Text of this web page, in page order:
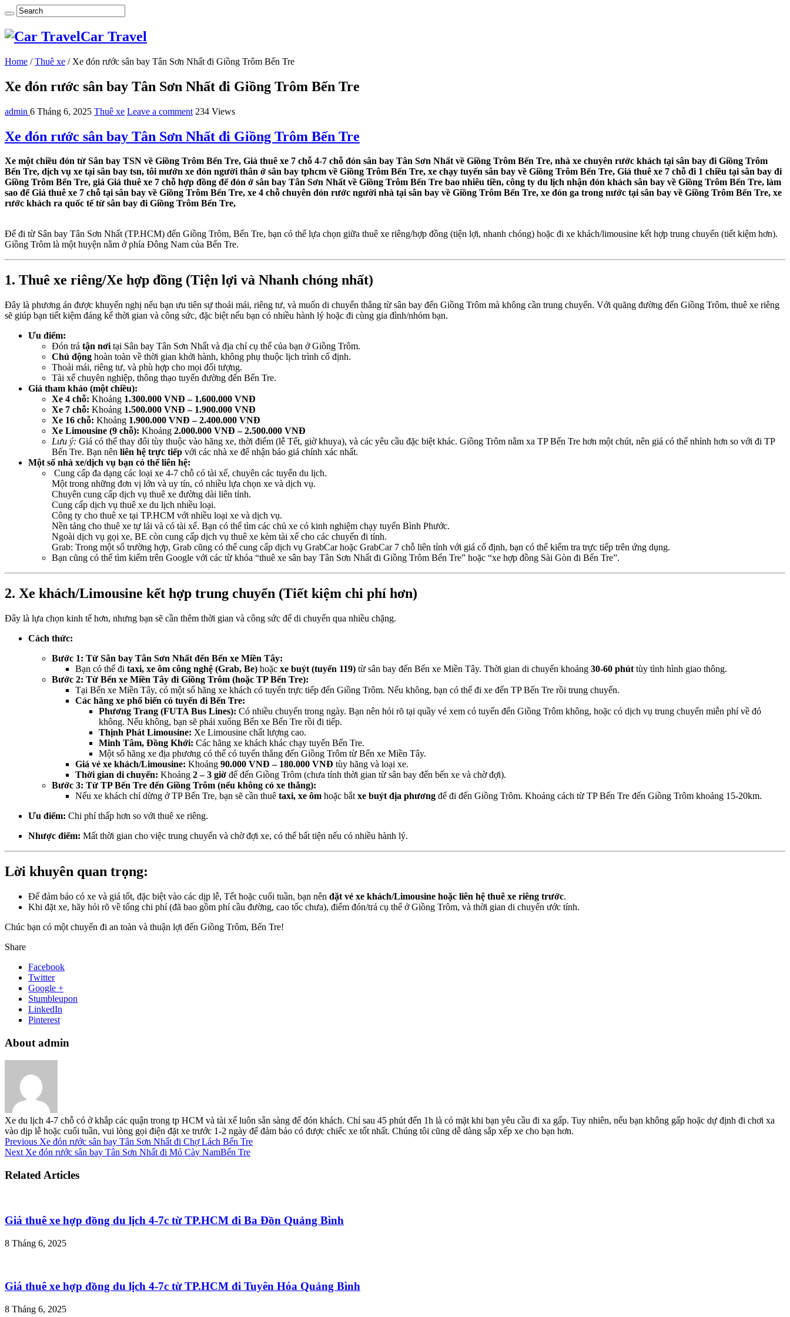
Car Travel
Home / Thuê xe / Xe đón rước sân bay Tân Sơn Nhất đi Giồng Trôm Bến Tre
Xe đón rước sân bay Tân Sơn Nhất đi Giồng Trôm Bến Tre
admin 6 Tháng 6, 2025 Thuê xe Leave a comment 234 Views
Xe đón rước sân bay Tân Sơn Nhất đi Giồng Trôm Bến Tre
Xe một chiều đón từ Sân bay TSN về Giồng Trôm Bến Tre, Giá thuê xe 7 chỗ 4-7 chỗ đón sân bay Tân Sơn Nhất về Giồng Trôm Bến Tre, nhà xe chuyên rước khách tại sân bay đi Giồng Trôm
Bến Tre, dịch vụ xe tại sân bay tsn, tôi mướn xe đón người thân ở sân bay tphcm về Giồng Trôm Bến Tre, xe chạy tuyến sân bay về Giồng Trôm Bến Tre, Giá thuê xe 7 chỗ đi 1 chiều tại sân bay đi
Giồng Trôm Bến Tre, giá Giá thuê xe 7 chỗ hợp đồng để đón ở sân bay Tân Sơn Nhất về Giồng Trôm Bến Tre bao nhiêu tiền, công ty du lịch nhận đón khách sân bay về Giồng Trôm Bến Tre, làm
sao để Giá thuê xe 7 chỗ tại sân bay về Giồng Trôm Bến Tre, xe 4 chỗ chuyên đón rước người nhà tại sân bay về Giồng Trôm Bến Tre, xe đón ga trong nước tại sân bay về Giồng Trôm Bến Tre, xe
rước khách ra quốc tế từ sân bay đi Giồng Trôm Bến Tre,
Để đi từ Sân bay Tân Sơn Nhất (TP.HCM) đến Giồng Trôm, Bến Tre, bạn có thể lựa chọn giữa thuê xe riêng/hợp đồng (tiện lợi, nhanh chóng) hoặc đi xe khách/limousine kết hợp trung chuyển (tiết kiệm hơn).
Giồng Trôm là một huyện nằm ở phía Đông Nam của Bến Tre.
1. Thuê xe riêng/Xe hợp đồng (Tiện lợi và Nhanh chóng nhất)
Đây là phương án được khuyến nghị nếu bạn ưu tiên sự thoải mái, riêng tư, và muốn di chuyển thẳng từ sân bay đến Giồng Trôm mà không cần trung chuyển. Với quãng đường đến Giồng Trôm, thuê xe riêng
sẽ giúp bạn tiết kiệm đáng kể thời gian và công sức, đặc biệt nếu bạn có nhiều hành lý hoặc đi cùng gia đình/nhóm bạn.
Ưu điểm:
Đón trả tận nơi tại Sân bay Tân Sơn Nhất và địa chỉ cụ thể của bạn ở Giồng Trôm.
Chủ động hoàn toàn về thời gian khởi hành, không phụ thuộc lịch trình cố định.
Thoải mái, riêng tư, và phù hợp cho mọi đối tượng.
Tài xế chuyên nghiệp, thông thạo tuyến đường đến Bến Tre.
Giá tham khảo (một chiều):
Xe 4 chỗ: Khoảng 1.300.000 VNĐ – 1.600.000 VNĐ
Xe 7 chỗ: Khoảng 1.500.000 VNĐ – 1.900.000 VNĐ
Xe 16 chỗ: Khoảng 1.900.000 VNĐ – 2.400.000 VNĐ
Xe Limousine (9 chỗ): Khoảng 2.000.000 VNĐ – 2.500.000 VNĐ
Lưu ý: Giá có thể thay đổi tùy thuộc vào hãng xe, thời điểm (lễ Tết, giờ khuya), và các yêu cầu đặc biệt khác. Giồng Trôm nằm xa TP Bến Tre hơn một chút, nên giá có thể nhỉnh hơn so với đi TP
Bến Tre. Bạn nên liên hệ trực tiếp với các nhà xe để nhận báo giá chính xác nhất.
Một số nhà xe/dịch vụ bạn có thể liên hệ:
Cung cấp đa dạng các loại xe 4-7 chỗ có tài xế, chuyên các tuyến du lịch.
Một trong những đơn vị lớn và uy tín, có nhiều lựa chọn xe và dịch vụ.
Chuyên cung cấp dịch vụ thuê xe đường dài liên tỉnh.
Cung cấp dịch vụ thuê xe du lịch nhiều loại.
Công ty cho thuê xe tại TP.HCM với nhiều loại xe và dịch vụ.
Nền tảng cho thuê xe tự lái và có tài xế. Bạn có thể tìm các chủ xe có kinh nghiệm chạy tuyến Bình Phước.
Ngoài dịch vụ gọi xe, BE còn cung cấp dịch vụ thuê xe kèm tài xế cho các chuyến đi tỉnh.
Grab: Trong một số trường hợp, Grab cũng có thể cung cấp dịch vụ GrabCar hoặc GrabCar 7 chỗ liên tỉnh với giá cố định, bạn có thể kiểm tra trực tiếp trên ứng dụng.
Bạn cũng có thể tìm kiếm trên Google với các từ khóa “thuê xe sân bay Tân Sơn Nhất đi Giồng Trôm Bến Tre” hoặc “xe hợp đồng Sài Gòn đi Bến Tre”.
2. Xe khách/Limousine kết hợp trung chuyển (Tiết kiệm chi phí hơn)
Đây là lựa chọn kinh tế hơn, nhưng bạn sẽ cần thêm thời gian và công sức để di chuyển qua nhiều chặng.
Cách thức:
Bước 1: Từ Sân bay Tân Sơn Nhất đến Bến xe Miền Tây:
Bạn có thể đi taxi, xe ôm công nghệ (Grab, Be) hoặc xe buýt (tuyến 119) từ sân bay đến Bến xe Miền Tây. Thời gian di chuyển khoảng 30-60 phút tùy tình hình giao thông.
Bước 2: Từ Bến xe Miền Tây đi Giồng Trôm (hoặc TP Bến Tre):
Tại Bến xe Miền Tây, có một số hãng xe khách có tuyến trực tiếp đến Giồng Trôm. Nếu không, bạn có thể đi xe đến TP Bến Tre rồi trung chuyển.
Các hãng xe phổ biến có tuyến đi Bến Tre:
Phương Trang (FUTA Bus Lines): Có nhiều chuyến trong ngày. Bạn nên hỏi rõ tại quầy vé xem có tuyến đến Giồng Trôm không, hoặc có dịch vụ trung chuyển miễn phí về đó
không. Nếu không, bạn sẽ phải xuống Bến xe Bến Tre rồi đi tiếp.
Thịnh Phát Limousine: Xe Limousine chất lượng cao.
Minh Tâm, Đồng Khởi: Các hãng xe khách khác chạy tuyến Bến Tre.
Một số hãng xe địa phương có thể có tuyến thẳng đến Giồng Trôm từ Bến xe Miền Tây.
Giá vé xe khách/Limousine: Khoảng 90.000 VNĐ – 180.000 VNĐ tùy hãng và loại xe.
Thời gian di chuyển: Khoảng 2 – 3 giờ để đến Giồng Trôm (chưa tính thời gian từ sân bay đến bến xe và chờ đợi).
Bước 3: Từ TP Bến Tre đến Giồng Trôm (nếu không có xe thẳng):
Nếu xe khách chỉ dừng ở TP Bến Tre, bạn sẽ cần thuê taxi, xe ôm hoặc bắt xe buýt địa phương để đi đến Giồng Trôm. Khoảng cách từ TP Bến Tre đến Giồng Trôm khoảng 15-20km.
Ưu điểm: Chi phí thấp hơn so với thuê xe riêng.
Nhược điểm: Mất thời gian cho việc trung chuyển và chờ đợi xe, có thể bất tiện nếu có nhiều hành lý.
Lời khuyên quan trọng:
Để đảm bảo có xe và giá tốt, đặc biệt vào các dịp lễ, Tết hoặc cuối tuần, bạn nên đặt vé xe khách/Limousine hoặc liên hệ thuê xe riêng trước.
Khi đặt xe, hãy hỏi rõ về tổng chi phí (đã bao gồm phí cầu đường, cao tốc chưa), điểm đón/trả cụ thể ở Giồng Trôm, và thời gian di chuyển ước tính.
Chúc bạn có một chuyến đi an toàn và thuận lợi đến Giồng Trôm, Bến Tre!
Share
Facebook
Twitter
Google +
Stumbleupon
LinkedIn
Pinterest
About admin
Xe du lịch 4-7 chỗ có ở khắp các quận trong tp HCM và tài xế luôn sẵn sàng để đón khách. Chỉ sau 45 phút đến 1h là có mặt khi bạn yêu cầu đi xa gấp. Tuy nhiên, nếu bạn không gấp hoặc dự định đi chơi xa
vào dịp lễ hoặc cuối tuần, vui lòng gọi điện đặt xe trước 1-2 ngày để đảm bảo có được chiếc xe tốt nhất. Chúng tôi cũng dễ dàng sắp xếp xe cho bạn hơn.
Previous Xe đón rước sân bay Tân Sơn Nhất đi Chợ Lách Bến Tre
Next Xe đón rước sân bay Tân Sơn Nhất đi Mỏ Cày NamBến Tre
Related Articles
Giá thuê xe hợp đồng du lịch 4-7c từ TP.HCM đi Ba Đồn Quảng Bình
8 Tháng 6, 2025
Giá thuê xe hợp đồng du lịch 4-7c từ TP.HCM đi Tuyên Hóa Quảng Bình
8 Tháng 6, 2025